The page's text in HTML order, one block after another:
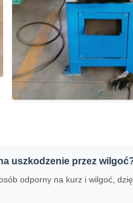
uszkodzenie przez
odporny na kurz i wilgoć,